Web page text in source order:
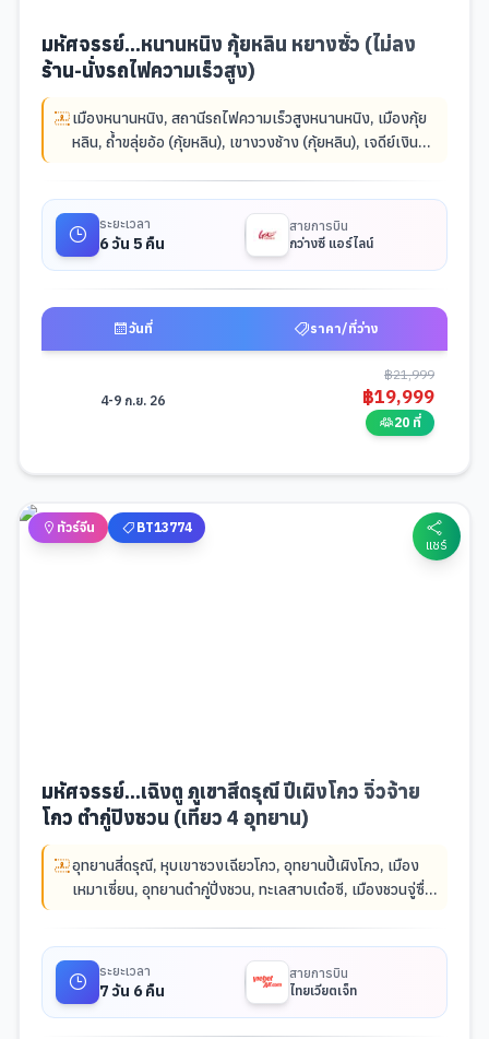
มหัศจรรย์...หนานหนิง กุ้ยหลิน หยางซั่ว (ไม่ลง
ร้าน-นั่งรถไฟความเร็วสูง)
เมืองหนานหนิง, สถานีรถไฟความเร็วสูงหนานหนิง, เมืองกุ้ย
หลิน, ถ้ำขลุ่ยอ้อ (กุ้ยหลิน), เขางวงช้าง (กุ้ยหลิน), เจดีย์เงิน
ฝรั่งซีเจีย (หยางซั่ว)
ภูเขาหลูยี่ (กุ้ยหลิน)
บอลลูนชมวิว 360 องศา
เมืองโบราณซิงผิง,จุดชมวิวธนบัตร
20 หยวน
ชมการแสดงนกจับปลา,สถานีรถไฟความเร็วสูง
ถนนซานเจียเหลียงเซียง,พิพิธภัณฑ์กว่างสี
เดินหนานหนิง
ระยะเวลา
6 วัน 5 คืน
สายการบิน
กว่างซี แอร์ไลน์
วันที่ ราคา/ที่ว่าง
4-9 ก.ย. 26
฿21,999
฿19,999
20 ที่
ทัวร์จีน
BT13774
แชร์
มหัศจรรย์...เฉิงตู ภูเขาสี่ดรุณี ปี้เผิงโกว จิ่วจ้าย
โกว ต๋ากู่ปิงชวน (เที่ยว 4 อุทยาน)
อุทยานสี่ดรุณี, หุบเขาซวงเฉียวโกว, อุทยานปี้เผิงโกว, เมือง
เหมาเซี่ยน, อุทยานต๋ากู่ปิ่งชวน, ทะเลสาบเต๋อซี, เมืองชวนจู่ซื่อ,
แพนด้ายักษ์ปีนตึก IFS
ระยะเวลา
7 วัน 6 คืน
สายการบิน
ไทยเวียตเจ็ท